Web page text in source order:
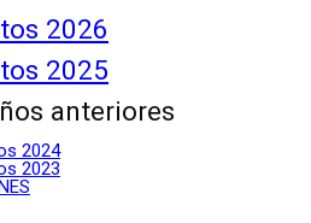
2026
2025
anteriores
2024
2023